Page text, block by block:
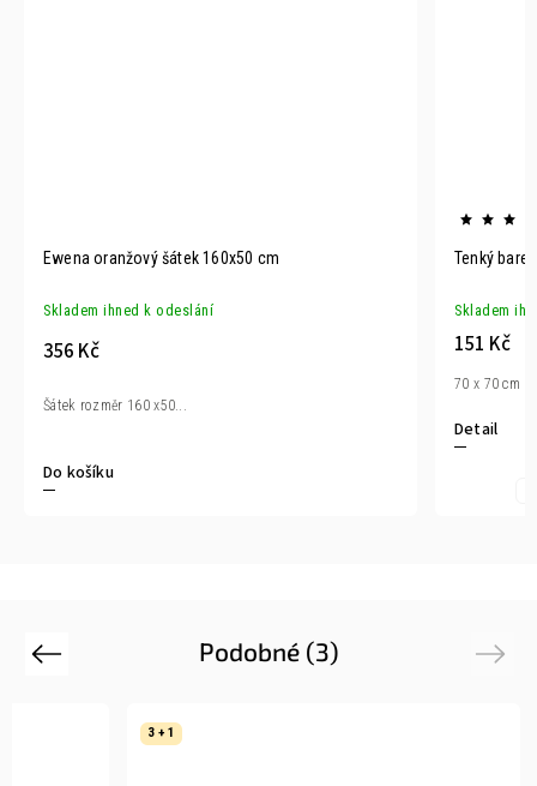
Ewena oranžový šátek 160x50 cm
Skladem ihned k odeslání
356 Kč
Do košíku
Šátek rozměr 160 x50...
Tenký barevný
Skladem ihned
151 Kč
Detail
70 x 70 cm
Podobné (3)
Previous
3 + 1
Next